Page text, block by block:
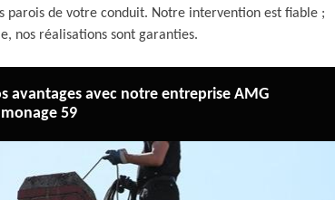
parois de votre conduit. Notre intervention est fiable ;
nos réalisations sont garanties.
avantages avec notre entreprise AMG
59